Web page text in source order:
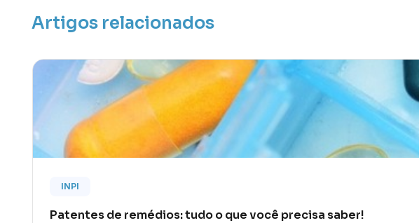
Artigos relacionados
INPI
Patentes de remédios: tudo o que você precisa saber!